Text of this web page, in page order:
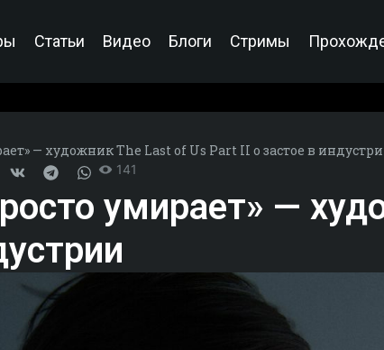
Статьи Видео Блоги Стримы
— художник The Last of Us Part II о застое в
141
умирает» —